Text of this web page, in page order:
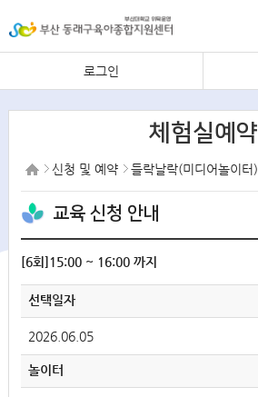
로그인
체험실예약
신청 및 예약 들락날락(미디어놀이터)
교육 신청 안내
[6회]15:00 ~ 16:00 까지
선택일자
2026.06.05
놀이터